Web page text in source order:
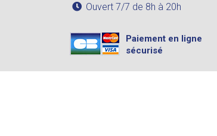
Ouvert 7/7 de 8h à 20h
Paiement en ligne
sécurisé